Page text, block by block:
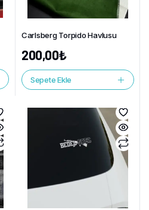
Carlsberg Torpido Havlusu
200,00₺
Sepete Ekle